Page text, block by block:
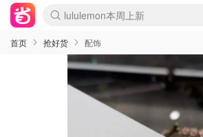
Sasa美妆护肤3.5折
SSENSE年中3折
FreshBeauty好价汇总
Cettire降价+叠9折
Farfetch折上8折
WWS Coles超市实拍
viagogo二手票捡漏
Myer清仓1折起
The Outnet奢牌1折起
David Jones 3折起
Flannels大牌1折
Perfumes Club护肤1折
AMIRO返校季6.2折
Oweek抽奖送Airpods
Amazon折扣汇总
eToro入金$200送$50
Amazon数码好物
ICONIC本周7.5折
ThedoubleF高奢地板价
Moose Knuckles 6折
丝芙兰5折起
EUFY官网3.7折起
Selenichast首饰2折
Trip机票酒店促销
YSL送5件彩妆礼
Amazon家居好物
BIGBANG巡演开票
David Jones时尚3折
Amazon美妆护肤
雅漾大喷$8
过敏原检测盒$33
伊索独家赠50ml沐浴露
科颜氏送高保湿面霜
CW药房打折海报
SEALIFE海洋馆门票6折
丝塔芙大白罐$16
订阅Newsletter送香薰
Cult Beauty 6.8折
Harrods圣诞日历2.3折
LN-CC奢牌私促3折
d'Alba空姐喷雾$16
EVE LOM套装逆天2折
Bernardelli独家4折
Adore Beauty 6折起
CT圣诞日历
Mytheresa奢品2.7折
首页 抢好货 配饰